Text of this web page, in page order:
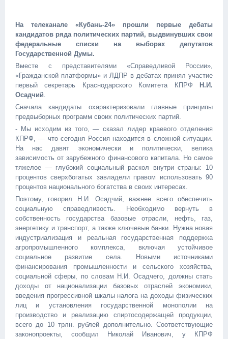
На телеканале «Кубань-24» прошли первые дебаты
кандидатов ряда политических партий, выдвинувших свои
федеральные списки на выборах депутатов
Государственной Думы.
Вместе с представителями «Справедливой России»,
«Гражданской платформы» и ЛДПР в дебатах принял участие
первый секретарь Краснодарского Комитета КПРФ
Н.И.
Осадчий.
Сначала кандидаты охарактеризовали главные принципы
предвыборных программ своих политических партий.
- Мы исходим из того, — сказал лидер краевого отделения
КПРФ, — что сегодня Россия находится в сложной ситуации.
На нас давят экономически и политически, велика
зависимость от зарубежного финансового капитала. Но самое
тяжелое — глубокий социальный раскол внутри страны: 10
процентов сверхбогатых завладели правом использовать 90
процентов национального богатства в своих интересах.
Поэтому, говорил Н.И. Осадчий, важнее всего обеспечить
социальную справедливость. Необходимо вернуть в
собственность государства базовые отрасли, нефть, газ,
энергетику и транспорт, а также ключевые банки. Нужна новая
индустриализация и реальная государственная поддержка
агропромышленного комплекса, включая устойчивое
социальное развитие села. Новыми источниками
финансирования промышленности и сельского хозяйства,
социальной сферы, по словам Н.И. Осадчего, должны стать
доходы от национализации базовых отраслей экономики,
введения прогрессивной шкалы налога на доходы физических
лиц и установления государственной монополии на
производство и реализацию спиртосодержащей продукции,
всего до 10 трлн. рублей дополнительно. Соответствующие
законопроекты, сообщил Николай Иванович, у КПРФ